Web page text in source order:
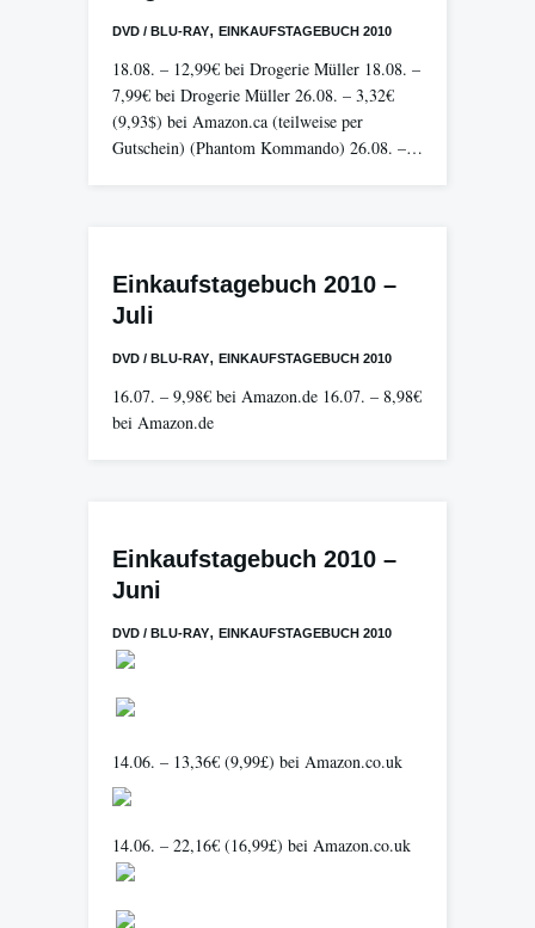
DVD / BLU-RAY, EINKAUFSTAGEBUCH 2010
18.08. – 12,99€ bei Drogerie Müller 18.08. –
7,99€ bei Drogerie Müller 26.08. – 3,32€
(9,93$) bei Amazon.ca (teilweise per
Gutschein) (Phantom Kommando) 26.08. –…
Einkaufstagebuch 2010 –
Juli
DVD / BLU-RAY, EINKAUFSTAGEBUCH 2010
16.07. – 9,98€ bei Amazon.de 16.07. – 8,98€
bei Amazon.de
Einkaufstagebuch 2010 –
Juni
DVD / BLU-RAY, EINKAUFSTAGEBUCH 2010
14.06. – 13,36€ (9,99£) bei Amazon.co.uk
14.06. – 22,16€ (16,99£) bei Amazon.co.uk